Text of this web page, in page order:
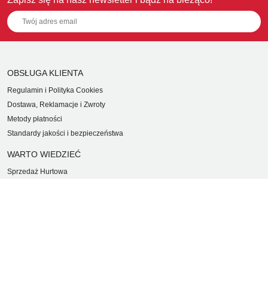
OBSŁUGA KLIENTA
Regulamin i Polityka Cookies
Dostawa, Reklamacje i Zwroty
Metody płatności
Standardy jakości i bezpieczeństwa
WARTO WIEDZIEĆ
Sprzedaż Hurtowa